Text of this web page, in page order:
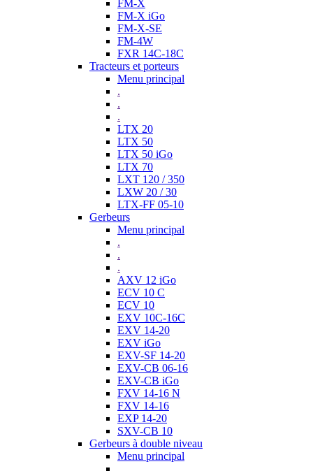
FM-X
FM-X iGo
FM-X-SE
FM-4W
FXR 14C-18C
Tracteurs et porteurs
Menu principal
.
.
.
LTX 20
LTX 50
LTX 50 iGo
LTX 70
LXT 120 / 350
LXW 20 / 30
LTX-FF 05-10
Gerbeurs
Menu principal
.
.
.
AXV 12 iGo
ECV 10 C
ECV 10
EXV 10C-16C
EXV 14-20
EXV iGo
EXV-SF 14-20
EXV-CB 06-16
EXV-CB iGo
FXV 14-16 N
FXV 14-16
EXP 14-20
SXV-CB 10
Gerbeurs à double niveau
Menu principal
.